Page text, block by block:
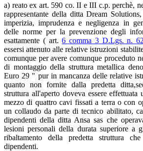
a) reato ex art. 590 co. II e III c.p. perchè,
rappresentante della ditta Dream
imperizia, imprudenza e negligenza in
delle norme per la prevenzione degli
esattamente ( art.6 comma 3 D.Lgs. n.
essersi attenuto alle relative istruzioni
comunque per avere comunque proceduto
di montaggio della struttura metallica
Euro 29 " pur in mancanza delle relative
quanto non fornite dalla predetta
struttura all'aperto doveva essere effettuata
mezzo di quattro cavi fissati a terra o con
un collaudo da parte di tecnico abilitato,
dipendenti della ditta Ansa sas che
lesioni personali della durata superiore a
ribaltamento della predetta struttura
dipendenti.